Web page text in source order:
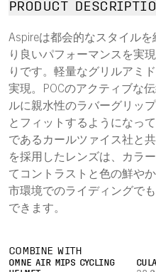
PRODUCT
Aspireは都会的なスタイル
り良いパフォーマンスを実
りです。軽量なグリルアミ
実現。POCのアクティブな
ルに親水性のラバーグリッ
とフィットするようになっ
であるカールツァイス社と
を採用したレンズは、カラ
てコントラストと色の鮮や
市環境でのライディングで
できます。
COMBINE WITH
OMNE AIR MIPS CYCLING